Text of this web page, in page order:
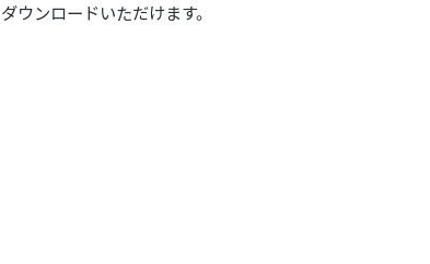
ダウンロードいただけます。